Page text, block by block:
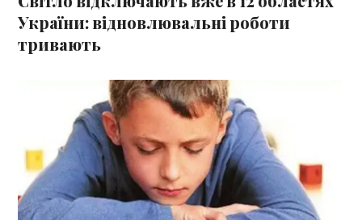
України: відновлювальні роботи
тривають